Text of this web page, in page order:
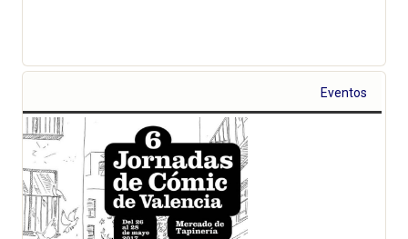
Eventos